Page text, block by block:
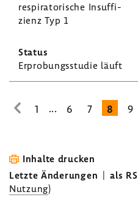
respi­ra­to­ri­sche Insuf­fi­
zienz Typ 1
Erpro­bungs­studie läuft
zur
Seite
1 ... 6 7 8 9
Inhalte drucken
Letzte Änderungen | als
Nutzung)